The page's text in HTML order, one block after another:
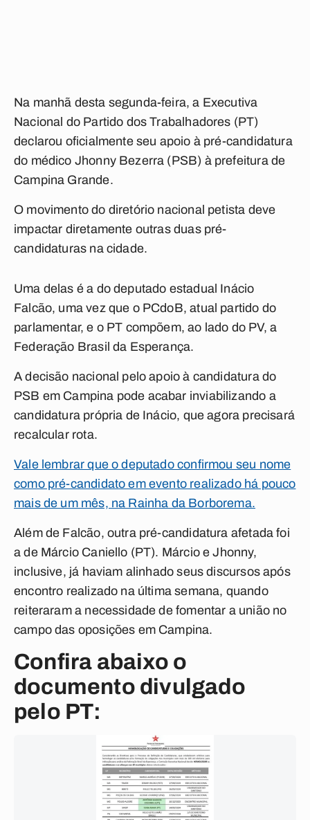
Na manhã desta segunda-feira, a Executiva
Nacional do Partido dos Trabalhadores (PT)
declarou oficialmente seu apoio à pré-candidatura
do médico Jhonny Bezerra (PSB) à prefeitura de
Campina Grande.
O movimento do diretório nacional petista deve
impactar diretamente outras duas pré-
candidaturas na cidade.
Uma delas é a do deputado estadual Inácio
Falcão, uma vez que o PCdoB, atual partido do
parlamentar, e o PT compõem, ao lado do PV, a
Federação Brasil da Esperança.
A decisão nacional pelo apoio à candidatura do
PSB em Campina pode acabar inviabilizando a
candidatura própria de Inácio, que agora precisará
recalcular rota.
Vale lembrar que o deputado confirmou seu nome
como pré-candidato em evento realizado há pouco
mais de um mês, na Rainha da Borborema.
Além de Falcão, outra pré-candidatura afetada foi
a de Márcio Caniello (PT). Márcio e Jhonny,
inclusive, já haviam alinhado seus discursos após
encontro realizado na última semana, quando
reiteraram a necessidade de fomentar a união no
campo das oposições em Campina.
Confira abaixo o
documento divulgado
pelo PT: